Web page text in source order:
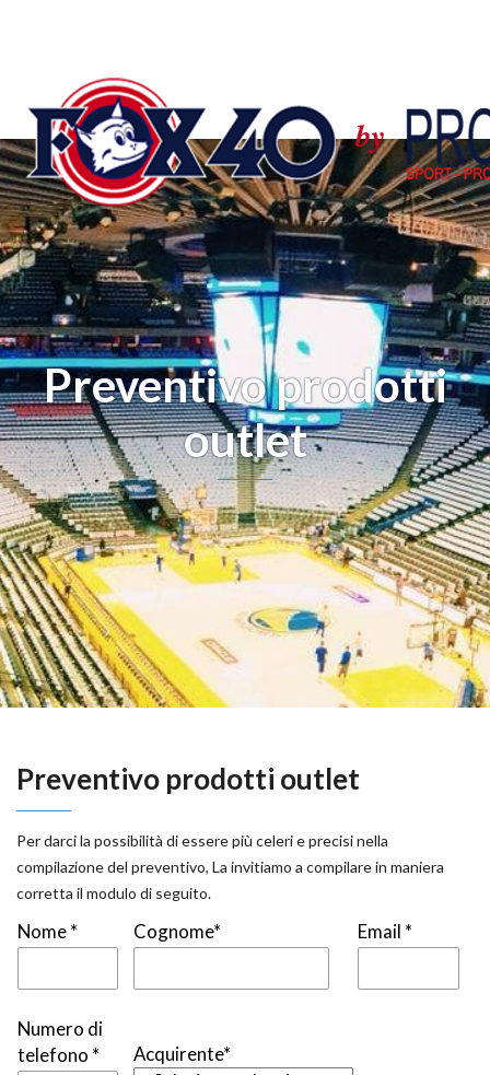
Preventivo prodotti
outlet
Preventivo prodotti outlet
Per darci la possibilità di essere più celeri e precisi nella
compilazione del preventivo, La invitiamo a compilare in maniera
corretta il modulo di seguito.
Nome * Cognome* Email *
Numero di
telefono *
Acquirente*